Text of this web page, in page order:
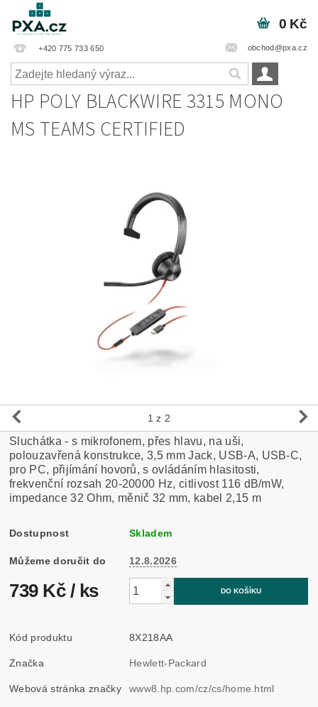
+420 775 733 650 obchod@pxa.cz
0 Kč
HP POLY BLACKWIRE 3315 MONO
MS TEAMS CERTIFIED
1 z 2
Sluchátka - s mikrofonem, přes hlavu, na uši,
polouzavřená konstrukce, 3,5 mm Jack, USB-A, USB-C,
pro PC, přijímání hovorů, s ovládáním hlasitosti,
frekvenční rozsah 20-20000 Hz, citlivost 116 dB/mW,
impedance 32 Ohm, měnič 32 mm, kabel 2,15 m
Dostupnost Skladem
Můžeme doručit do 12.8.2026
739 Kč / ks
Kód produktu 8X218AA
Značka Hewlett-Packard
Webová stránka značky www8.hp.com/cz/cs/home.html